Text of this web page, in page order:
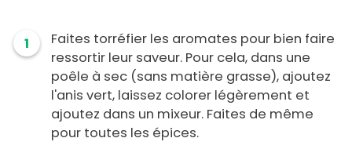
1
Faites torréfier les aromates pour bien faire
ressortir leur saveur. Pour cela, dans une
poêle à sec (sans matière grasse), ajoutez
l'anis vert, laissez colorer légèrement et
ajoutez dans un mixeur. Faites de même
pour toutes les épices.